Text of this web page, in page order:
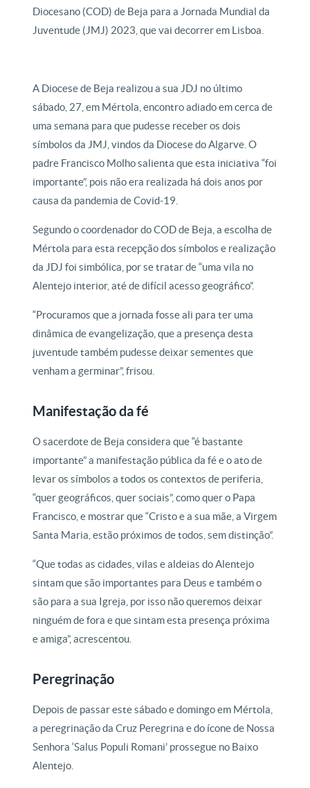
Diocesano (COD) de Beja para a Jornada Mundial da
Juventude (JMJ) 2023, que vai decorrer em Lisboa.
A Diocese de Beja realizou a sua JDJ no último
sábado, 27, em Mértola, encontro adiado em cerca de
uma semana para que pudesse receber os dois
símbolos da JMJ, vindos da Diocese do Algarve. O
padre Francisco Molho salienta que esta iniciativa “foi
importante”, pois não era realizada há dois anos por
causa da pandemia de Covid-19.
Segundo o coordenador do COD de Beja, a escolha de
Mértola para esta recepção dos símbolos e realização
da JDJ foi simbólica, por se tratar de “uma vila no
Alentejo interior, até de difícil acesso geográfico”.
“Procuramos que a jornada fosse ali para ter uma
dinâmica de evangelização, que a presença desta
juventude também pudesse deixar sementes que
venham a germinar”, frisou.
Manifestação da fé
O sacerdote de Beja considera que “é bastante
importante” a manifestação pública da fé e o ato de
levar os símbolos a todos os contextos de periferia,
“quer geográficos, quer sociais”, como quer o Papa
Francisco, e mostrar que “Cristo e a sua mãe, a Virgem
Santa Maria, estão próximos de todos, sem distinção”.
“Que todas as cidades, vilas e aldeias do Alentejo
sintam que são importantes para Deus e também o
são para a sua Igreja, por isso não queremos deixar
ninguém de fora e que sintam esta presença próxima
e amiga”, acrescentou.
Peregrinação
Depois de passar este sábado e domingo em Mértola,
a peregrinação da Cruz Peregrina e do ícone de Nossa
Senhora ‘Salus Populi Romani’ prossegue no Baixo
Alentejo.